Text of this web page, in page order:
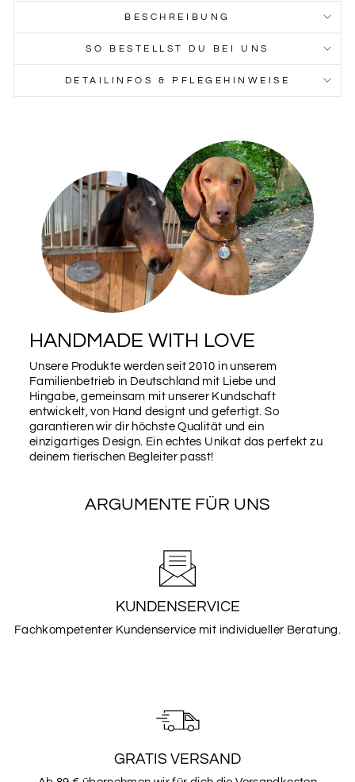
BESCHREIBUNG
SO BESTELLST DU BEI UNS
DETAILINFOS & PFLEGEHINWEISE
HANDMADE WITH LOVE
Unsere Produkte werden seit 2010 in unserem
Familienbetrieb in Deutschland mit Liebe und
Hingabe, gemeinsam mit unserer Kundschaft
entwickelt, von Hand designt und gefertigt. So
garantieren wir dir höchste Qualität und ein
einzigartiges Design. Ein echtes Unikat das perfekt zu
deinem tierischen Begleiter passt!
ARGUMENTE FÜR UNS
KUNDENSERVICE
Fachkompetenter Kundenservice mit individueller Beratung.
GRATIS VERSAND